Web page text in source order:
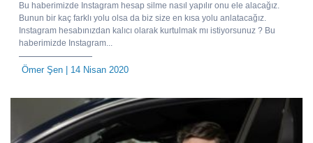
Bu haberimizde Instagram hesap silme nasıl yapılır onu ele alacağız.
Bunun bir kaç farklı yolu olsa da biz size en kısa yolu anlatacağız.
Instagram hesabınızdan kalıcı olarak kurtulmak mı istiyorsunuz ? Bu
haberimizde Instagram...
Ömer Şen | 14 Nisan 2020